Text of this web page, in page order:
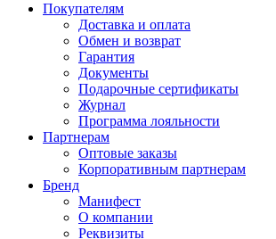
Покупателям
Доставка и оплата
Обмен и возврат
Гарантия
Документы
Подарочные сертификаты
Журнал
Программа лояльности
Партнерам
Оптовые заказы
Корпоративным партнерам
Бренд
Манифест
О компании
Реквизиты